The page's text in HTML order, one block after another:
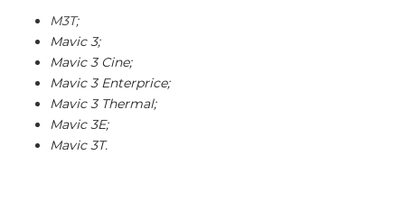
M3T;
Mavic 3;
Mavic 3 Cine;
Mavic 3 Enterprice;
Mavic 3 Thermal;
Mavic 3E;
Mavic 3T.